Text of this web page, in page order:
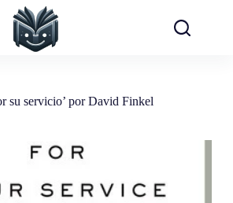
su servicio’ por David Finkel